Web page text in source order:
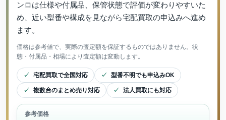
ンロは仕様や付属品、保管状態で評価が変わりやすいた
め、近い型番や構成を見ながら宅配買取の申込みへ進め
ます。
価格は参考値で、実際の査定額を保証するものではありません。状
態・付属品・相場により査定額は変動します。
宅配買取で全国対応 型番不明でも申込みOK
複数台のまとめ売り対応 法人買取にも対応
参考価格